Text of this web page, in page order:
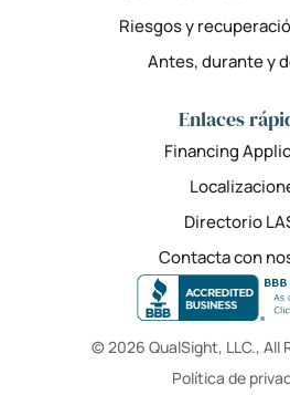
© 2026 QualSight, LLC., All
Política de
Riesgos y
Antes, durante y
Enlaces
Financing
Directorio
Contacta con